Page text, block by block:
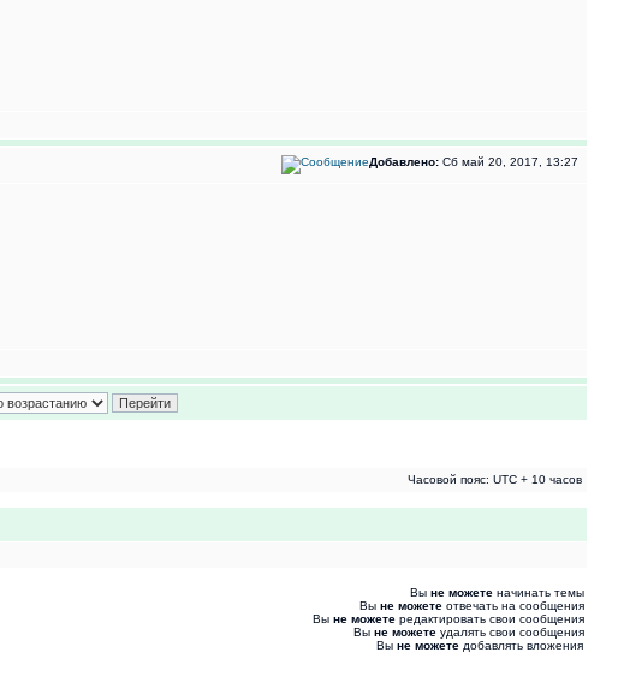
Добавлено: Сб май 20, 2017, 13:27
Часовой пояс: UTC + 10 часов
Вы не можете начинать темы
Вы не можете отвечать на сообщения
Вы не можете редактировать свои сообщения
Вы не можете удалять свои сообщения
Вы не можете добавлять вложения